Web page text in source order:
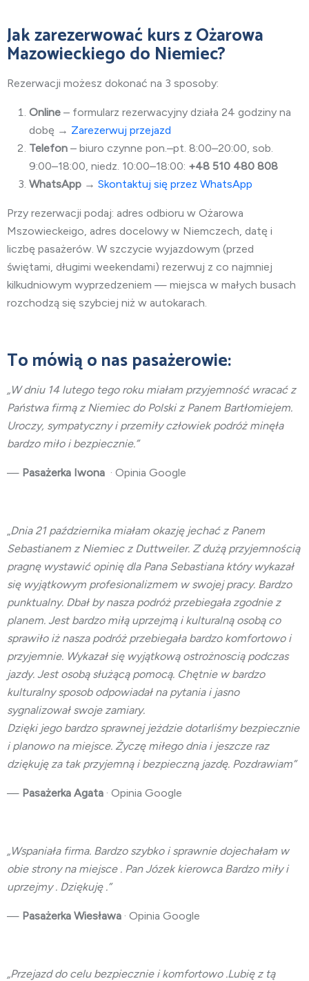
Jak zarezerwować kurs z Ożarowa
Mazowieckiego do Niemiec?
Rezerwacji możesz dokonać na 3 sposoby:
Online – formularz rezerwacyjny działa 24 godziny na
dobę → Zarezerwuj przejazd
Telefon – biuro czynne pon.–pt. 8:00–20:00, sob.
9:00–18:00, niedz. 10:00–18:00: +48 510 480 808
WhatsApp → Skontaktuj się przez WhatsApp
Przy rezerwacji podaj: adres odbioru w Ożarowa
Mszowieckeigo, adres docelowy w Niemczech, datę i
liczbę pasażerów. W szczycie wyjazdowym (przed
świętami, długimi weekendami) rezerwuj z co najmniej
kilkudniowym wyprzedzeniem — miejsca w małych busach
rozchodzą się szybciej niż w autokarach.
To mówią o nas pasażerowie:
„W dniu 14 lutego tego roku miałam przyjemność wracać z
Państwa firmą z Niemiec do Polski z Panem Bartłomiejem.
Uroczy, sympatyczny i przemiły człowiek podróż minęła
bardzo miło i bezpiecznie.”
— Pasażerka Iwona · Opinia Google
Dnia 21 października miałam okazję jechać z Panem
Sebastianem z Niemiec z Duttweiler. Z dużą przyjemnością
pragnę wystawić opinię dla Pana Sebastiana który wykazał
się wyjątkowym profesionalizmem w swojej pracy. Bardzo
punktualny. Dbał by nasza podróż przebiegała zgodnie z
planem. Jest bardzo miłą uprzejmą i kulturalną osobą co
sprawiło iż nasza podróż przebiegała bardzo komfortowo i
przyjemnie. Wykazał się wyjątkową ostrożnoscią podczas
jazdy. Jest osobą służącą pomocą. Chętnie w bardzo
kulturalny sposob odpowiadał na pytania i jasno
sygnalizował swoje zamiary.
Dzięki jego bardzo sprawnej jeżdzie dotarliśmy bezpiecznie
i planowo na miejsce. Życzę miłego dnia i jeszcze raz
dziękuję za tak przyjemną i bezpieczną jazdę. Pozdrawiam”
— Pasażerka Agata · Opinia Google
„Wspaniała firma. Bardzo szybko i sprawnie dojechałam w
obie strony na miejsce . Pan Józek kierowca Bardzo miły i
uprzejmy . Dziękuję .”
— Pasażerka Wiesława · Opinia Google
„Przejazd do celu bezpiecznie i komfortowo .Lubię z tą